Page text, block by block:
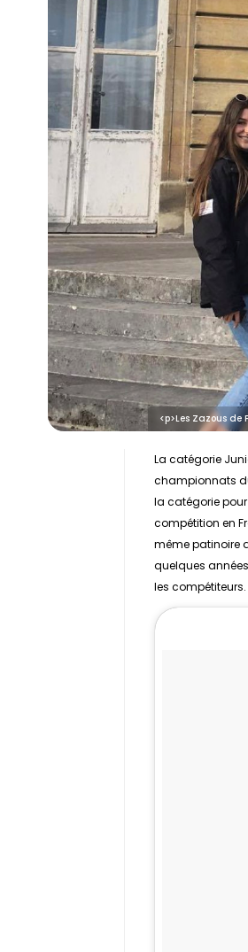
<p>Les Zazous
La catégorie
championnats
la catégorie pour
compétition en
même patinoire
quelques
les compétiteurs.